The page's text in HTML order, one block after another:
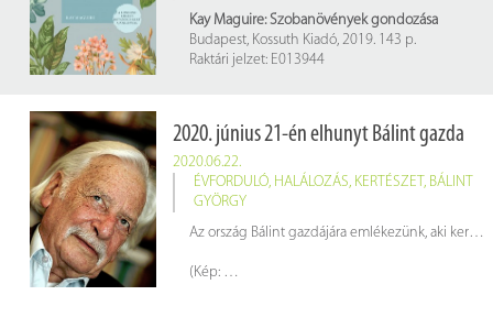
Kay Maguire: Szobanövények gondozása
Budapest, Kossuth Kiadó, 2019. 143 p.
Raktári jelzet: E013944
2020. június 21-én elhunyt Bálint gazda
2020.06.22.
ÉVFORDULÓ, HALÁLOZÁS, KERTÉSZET , BÁLINT
GYÖRGY
Az ország Bálint gazdájára emlékezünk, aki kertészeti tanácsait több mint harminc önálló kötetben osztotta meg az olvasókkal.
(Kép: wikipedia.hu